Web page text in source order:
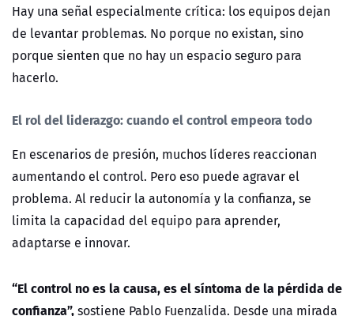
Hay una señal especialmente crítica: los equipos dejan
de levantar problemas. No porque no existan, sino
porque sienten que no hay un espacio seguro para
hacerlo.
El rol del liderazgo: cuando el control empeora todo
En escenarios de presión, muchos líderes reaccionan
aumentando el control. Pero eso puede agravar el
problema. Al reducir la autonomía y la confianza, se
limita la capacidad del equipo para aprender,
adaptarse e innovar.
“El control no es la causa, es el síntoma de la pérdida de
confianza”,sostiene Pablo Fuenzalida. Desde una mirada